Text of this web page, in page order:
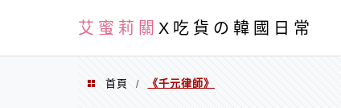
艾蜜莉關 X吃貨の韓國日常
首頁 / 《千元律師》